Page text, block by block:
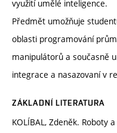
využití umělé inteligence.
Předmět umožňuje
oblasti programování
manipulátorů a současně
integrace a nasazovaní v
ZÁKLADNÍ LITERATURA
KOLÍBAL, Zdeněk. Roboty